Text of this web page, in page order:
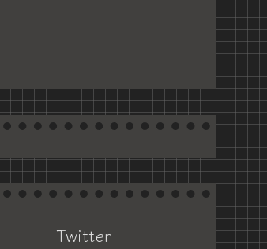
Twitter